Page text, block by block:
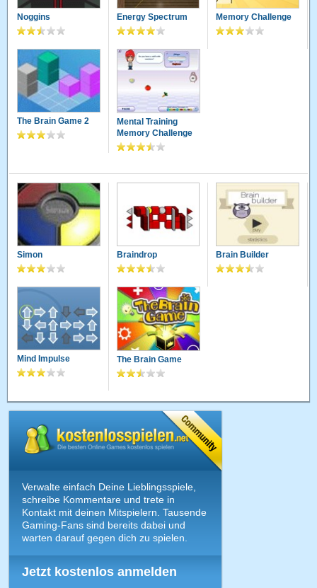
Noggins Energy Spectrum Memory Challenge
The Brain Game 2
Mental Training
Memory Challenge
Simon Braindrop Brain Builder
Mind Impulse The Brain Game
Verwalte einfach Deine Lieblingsspiele,
schreibe Kommentare und trete in
Kontakt mit deinen Mitspielern. Tausende
Gaming-Fans sind bereits dabei und
warten darauf gegen dich zu spielen.
Jetzt kostenlos anmelden